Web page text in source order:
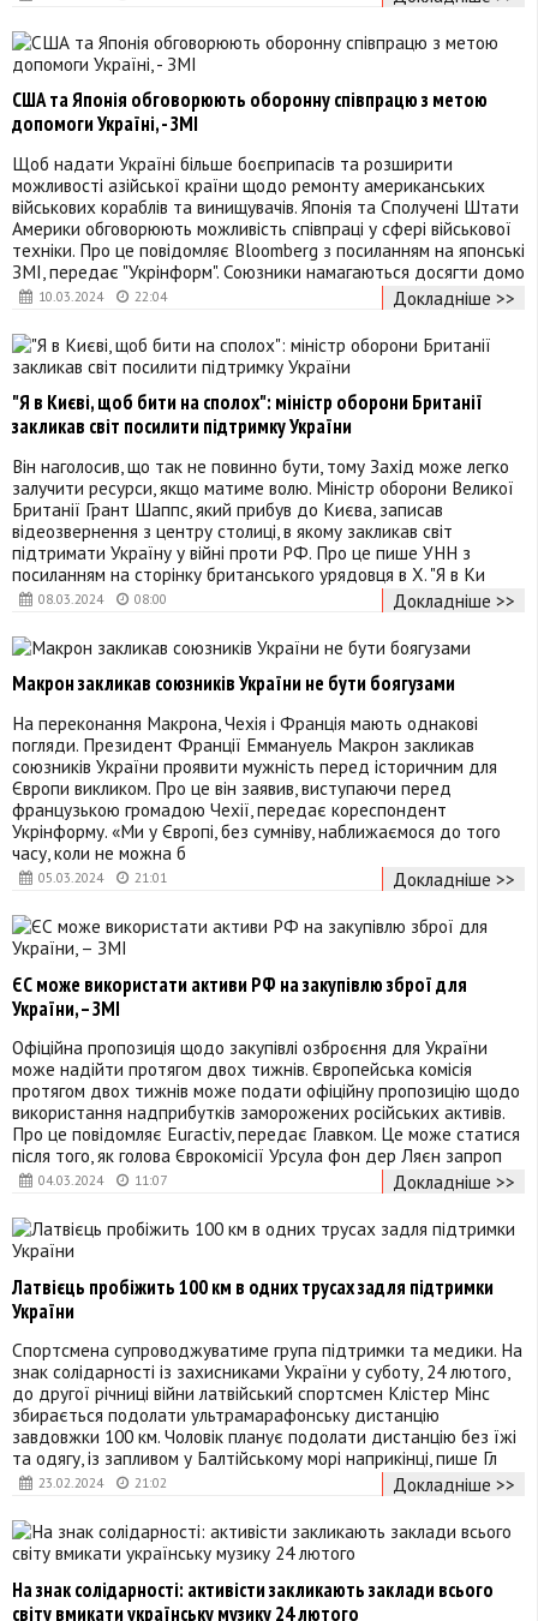
10.03.2024 22:04
США та Японія обговорюють оборонну співпрацю з метою
допомоги Україні, - ЗМІ
Щоб надати Україні більше боєприпасів та розширити
можливості азійської країни щодо ремонту американських
військових кораблів та винищувачів. Японія та Сполучені Штати
Америки обговорюють можливість співпраці у сфері військової
техніки. Про це повідомляє Bloomberg з посиланням на японські
ЗМІ, передає "Укрінформ". Союзники намагаються досягти домо
Докладніше >>
08.03.2024 08:00
"Я в Києві, щоб бити на сполох": міністр оборони Британії
закликав світ посилити підтримку України
Він наголосив, що так не повинно бути, тому Захід може легко
залучити ресурси, якщо матиме волю. Міністр оборони Великої
Британії Грант Шаппс, який прибув до Києва, записав
відеозвернення з центру столиці, в якому закликав світ
підтримати Україну у війні проти РФ. Про це пише УНН з
посиланням на сторінку британського урядовця в Х. "Я в Ки
Докладніше >>
05.03.2024 21:01
Макрон закликав союзників України не бути боягузами
На переконання Макрона, Чехія і Франція мають однакові
погляди. Президент Франції Еммануель Макрон закликав
союзників України проявити мужність перед історичним для
Європи викликом. Про це він заявив, виступаючи перед
французькою громадою Чехії, передає кореспондент
Укрінформу. «Ми у Європі, без сумніву, наближаємося до того
часу, коли не можна б
Докладніше >>
04.03.2024 11:07
ЄС може використати активи РФ на закупівлю зброї для
України, – ЗМІ
Офіційна пропозиція щодо закупівлі озброєння для України
може надійти протягом двох тижнів. Європейська комісія
протягом двох тижнів може подати офіційну пропозицію щодо
використання надприбутків заморожених російських активів.
Про це повідомляє Euractiv, передає Главком. Це може статися
після того, як голова Єврокомісії Урсула фон дер Ляєн запроп
Докладніше >>
23.02.2024 21:02
Латвієць пробіжить 100 км в одних трусах задля підтримки
України
Спортсмена супроводжуватиме група підтримки та медики. На
знак солідарності із захисниками України у суботу, 24 лютого,
до другої річниці війни латвійський спортсмен Клістер Мінс
збирається подолати ультрамарафонську дистанцію
завдовжки 100 км. Чоловік планує подолати дистанцію без їжі
та одягу, із запливом у Балтійському морі наприкінці, пише Гл
Докладніше >>
На знак солідарності: активісти закликають заклади всього
світу вмикати українську музику 24 лютого